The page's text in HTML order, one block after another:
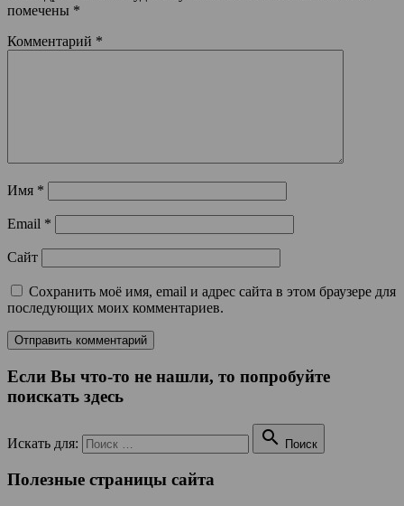
помечены *
Комментарий *
Имя *
Email *
Сайт
Сохранить моё имя, email и адрес сайта в этом браузере для
последующих моих комментариев.
Если Вы что-то не нашли, то попробуйте
поискать здесь
Искать для:  Поиск
Полезные страницы сайта